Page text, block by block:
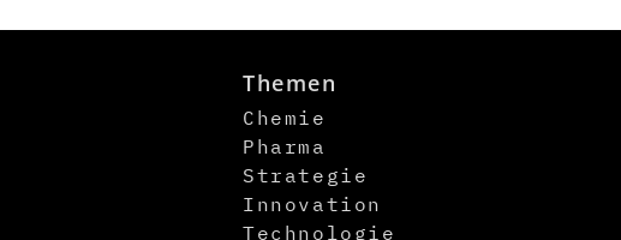
Themen
Chemie
Pharma
Strategie
Innovation
Technologie